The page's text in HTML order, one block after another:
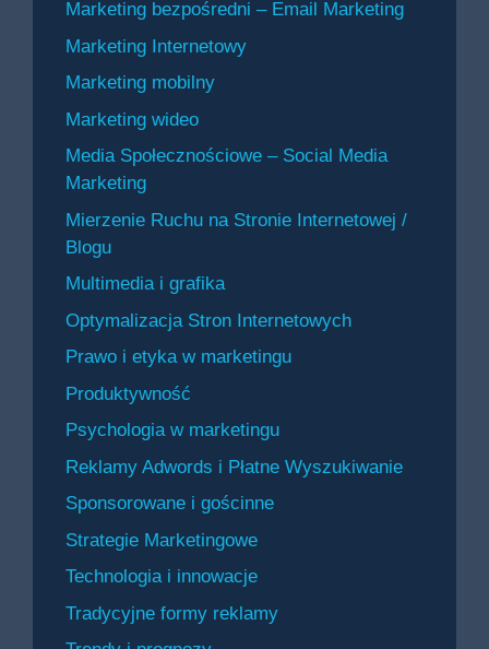
Marketing bezpośredni – Email Marketing
Marketing Internetowy
Marketing mobilny
Marketing wideo
Media Społecznościowe – Social Media
Marketing
Mierzenie Ruchu na Stronie Internetowej /
Blogu
Multimedia i grafika
Optymalizacja Stron Internetowych
Prawo i etyka w marketingu
Produktywność
Psychologia w marketingu
Reklamy Adwords i Płatne Wyszukiwanie
Sponsorowane i gościnne
Strategie Marketingowe
Technologia i innowacje
Tradycyjne formy reklamy